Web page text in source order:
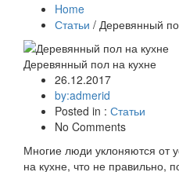
Home
Статьи / Деревянный
Деревянный пол на кухне
26.12.2017
by:admerid
Posted in : Статьи
No Comments
Многие люди уклоняются от
на кухне, что не правильно,